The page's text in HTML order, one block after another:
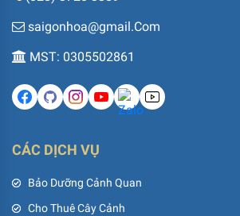
saigonhoa@gmail.Com
MST: 0305502861
CÁC DỊCH VỤ
Bảo Dưỡng Cảnh Quan
Cho Thuê Cây Cảnh